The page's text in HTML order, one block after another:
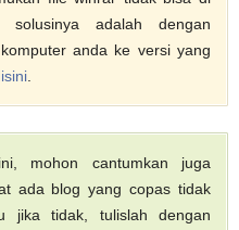
adalah dengan
anda ke versi yang
mohon cantumkan juga
ada blog yang copas tidak
jika tidak, tulislah dengan